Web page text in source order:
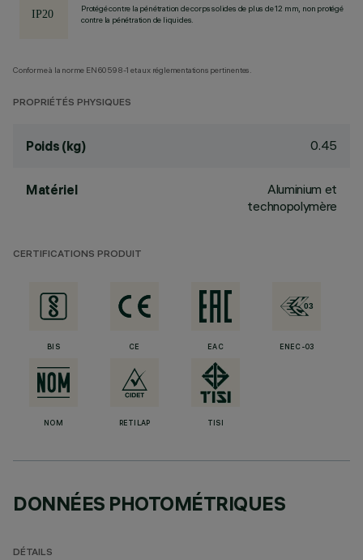
Protégé contre la pénétration de corps solides de plus de 12 mm, non protégé
contre la pénétration de liquides.
Conforme à la norme EN60598-1 et aux réglementations pertinentes.
PROPRIÉTÉS PHYSIQUES
Poids (kg) 0.45
Matériel
Aluminium et
technopolymère
CERTIFICATIONS PRODUIT
BIS CE EAC ENEC-03
NOM RETILAP TISI
DONNÉES PHOTOMÉTRIQUES
DÉTAILS